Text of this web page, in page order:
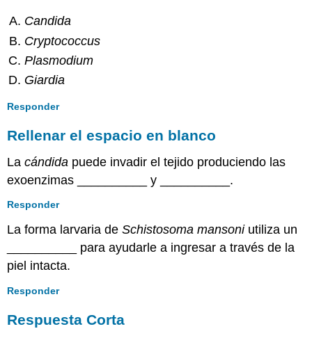
Candida
Cryptococcus
Plasmodium
Giardia
Responder
Rellenar el espacio en blanco
Lacándida puede invadir el tejido produciendo las
exoenzimas __________ y __________.
Responder
La forma larvaria deSchistosoma mansoniutiliza un
__________ para ayudarle a ingresar a través de la
piel intacta.
Responder
Respuesta Corta